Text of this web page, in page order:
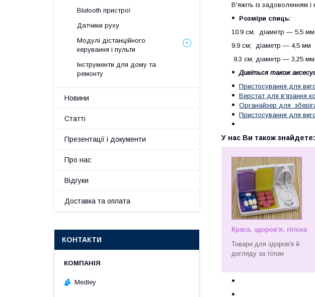
В'яжіть із задоволенням
Розміри спиць:
10.9 см; діаметр — 5,5 мм
9.9 см; діаметр — 4,5 мм
9.3 см; діаметр — 3,25 мм
Дивіться також
Пристосування для
Верстат для в'язання
Органайзер для
Пристосування для
У нас Ви також знайдете:
Краса, здоров'я, гігієна
Товари для здоров'я й
догляду за тілом
Blutooth пристрої
Датчики руху
Модулі дістанційного
керування і пульти
Інструменти для дому та
ремонту
Новини
Статті
Презентації і документи
Про нас
Відгуки
Доставка та оплата
КОНТАКТИ
Medley